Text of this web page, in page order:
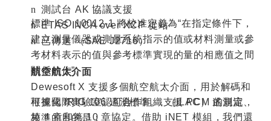
n 測試台 AK協議支援
n ETAS INCA over XCP從站
n 已傳送 （SAE J2716）
航空航太介面
Dewesoft X支援多個航空航太介面，用於解碼和
可視化IRIG 106遙測標準。 支援PCM遙測流、
第4章和第10章協定。借助 iNET 模組，我們還
標準ISO 10012-1將校准定義為“在指定條件下，
建立測量儀器或測量系統指示的值或材料測量或參
考材料表示的值與參考標準實現的量的相應值之間
關係的作”。
根據國際實驗室認可合作組織 （ILAC） 的規定，
校準的目的是：